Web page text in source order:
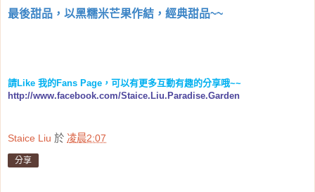
最後甜品，以黑糯米芒果作結，經典甜品~~
請Like 我的Fans Page ，可以有更多互動有趣的分享哦~~
http://www.facebook.com/Staice.Liu.Paradise.Garden
Staice Liu 於 凌晨2:07
分享